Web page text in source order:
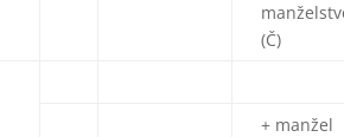
(Č)
+ manžel